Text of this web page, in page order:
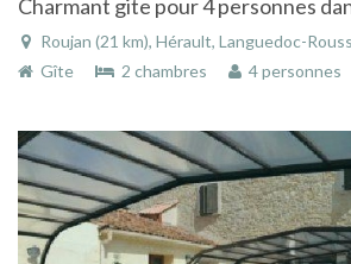
Roujan (21 km), Hérault, Languedoc-
Gîte
2 chambres 4 personnes